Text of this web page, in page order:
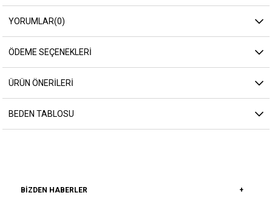
YORUMLAR(0)
ÖDEME SEÇENEKLERI
ÜRÜN ÖNERILERI
BEDEN TABLOSU
BIZDEN HABERLER